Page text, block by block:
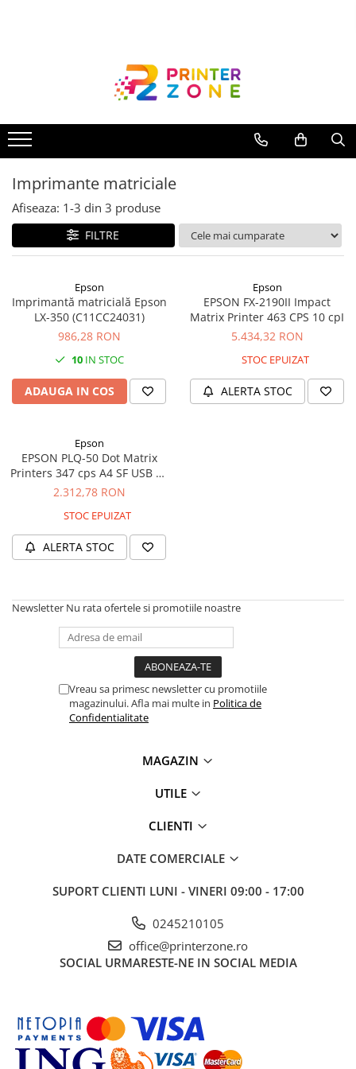
Imprimante cu jet
Multifunctionale laser
Multifunctionale cu jet
Imprimante etichete
Imprimante termice
Scanere
Accesorii imprimante
Accesorii multifunctionale
Piese schimb
Plottere
Consumabile imprimanta
Capete imprimare
Cartuse inkjet si cerneala
Ribbon
compatibile
Tonere compatibile
Cartuse compatibile
Drum unit compatibile
Printare 3D
Imprimante 3D
Laptop-uri 2 in 1
Piese si accesorii
Desktop PC
PC Office
Imprimante matriciale
Afiseaza: 1-3 din 3 produse
FILTRE
Epson
Imprimantă matricială Epson
LX-350 (C11CC24031)
986,28 RON
10IN STOC
ADAUGA IN COS
Epson
EPSON FX-2190II Impact
Matrix Printer 463 CPS 10 cpI
5.434,32 RON
STOC EPUIZAT
ALERTA STOC
Epson
EPSON PLQ-50 Dot Matrix
Printers 347 cps A4 SF USB 10
cpi 560 chars/s
2.312,78 RON
STOC EPUIZAT
ALERTA STOC
Newsletter Nu rata ofertele si promotiile noastre
Vreau sa primesc newsletter cu promotiile
magazinului. Afla mai multe in Politica de
Confidentialitate
MAGAZIN
UTILE
CLIENTI
DATE COMERCIALE
SUPORT CLIENTI LUNI - VINERI 09:00 - 17:00
0245210105
office@printerzone.ro
SOCIAL URMARESTE-NE IN SOCIAL MEDIA